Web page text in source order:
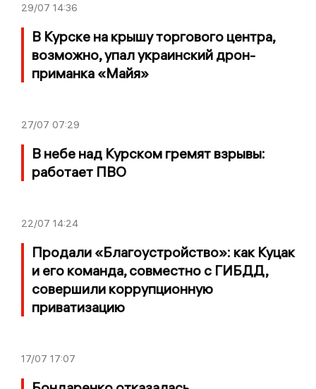
29/07 14:36
В Курске на крышу торгового центра,
возможно, упал украинский дрон-
приманка «Майя»
27/07 07:29
В небе над Курском гремят взрывы:
работает ПВО
22/07 14:24
Продали «Благоустройство»: как Куцак
и его команда, совместно с ГИБДД,
совершили коррупционную
приватизацию
17/07 17:07